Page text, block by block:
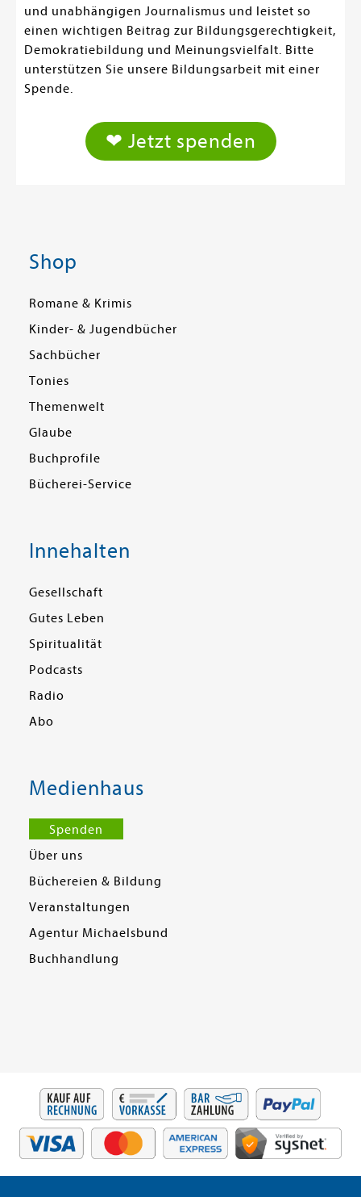
und unabhängigen Journalismus und leistet so
einen wichtigen Beitrag zur Bildungsgerechtigkeit,
Demokratiebildung und Meinungsvielfalt. Bitte
unterstützen Sie unsere Bildungsarbeit mit einer
Spende.
❤ Jetzt spenden
Shop
Romane & Krimis
Kinder- & Jugendbücher
Sachbücher
Tonies
Themenwelt
Glaube
Buchprofile
Bücherei-Service
Innehalten
Gesellschaft
Gutes Leben
Spiritualität
Podcasts
Radio
Abo
Medienhaus
Spenden
Über uns
Büchereien & Bildung
Veranstaltungen
Agentur Michaelsbund
Buchhandlung